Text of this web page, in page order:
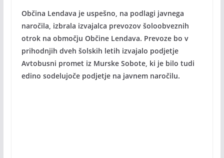
Občina Lendava je uspešno, na podlagi javnega
naročila, izbrala izvajalca prevozov šoloobveznih
otrok na območju Občine Lendava. Prevoze bo v
prihodnjih dveh šolskih letih izvajalo podjetje
Avtobusni promet iz Murske Sobote, ki je bilo tudi
edino sodelujoče podjetje na javnem naročilu.